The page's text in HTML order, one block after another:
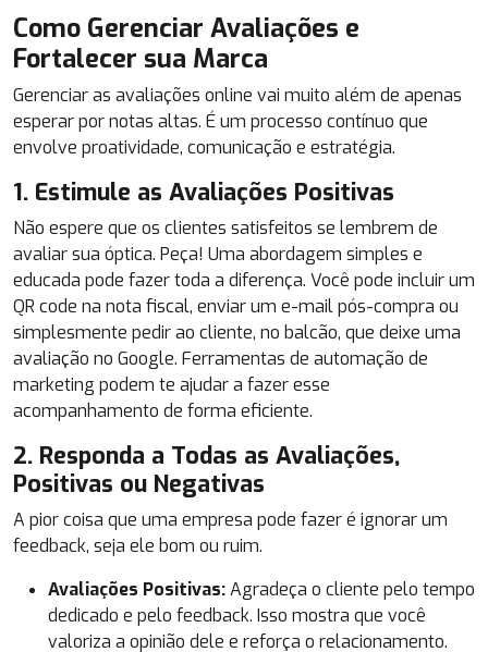
Como Gerenciar Avaliações e
Fortalecer sua Marca
Gerenciar as avaliações online vai muito além de apenas
esperar por notas altas. É um processo contínuo que
envolve proatividade, comunicação e estratégia.
1. Estimule as Avaliações Positivas
Não espere que os clientes satisfeitos se lembrem de
avaliar sua óptica. Peça! Uma abordagem simples e
educada pode fazer toda a diferença. Você pode incluir um
QR code na nota fiscal, enviar um e-mail pós-compra ou
simplesmente pedir ao cliente, no balcão, que deixe uma
avaliação no Google. Ferramentas de automação de
marketing podem te ajudar a fazer esse
acompanhamento de forma eficiente.
2. Responda a Todas as Avaliações,
Positivas ou Negativas
A pior coisa que uma empresa pode fazer é ignorar um
feedback, seja ele bom ou ruim.
Avaliações Positivas:Agradeça o cliente pelo tempo
dedicado e pelo feedback. Isso mostra que você
valoriza a opinião dele e reforça o relacionamento.